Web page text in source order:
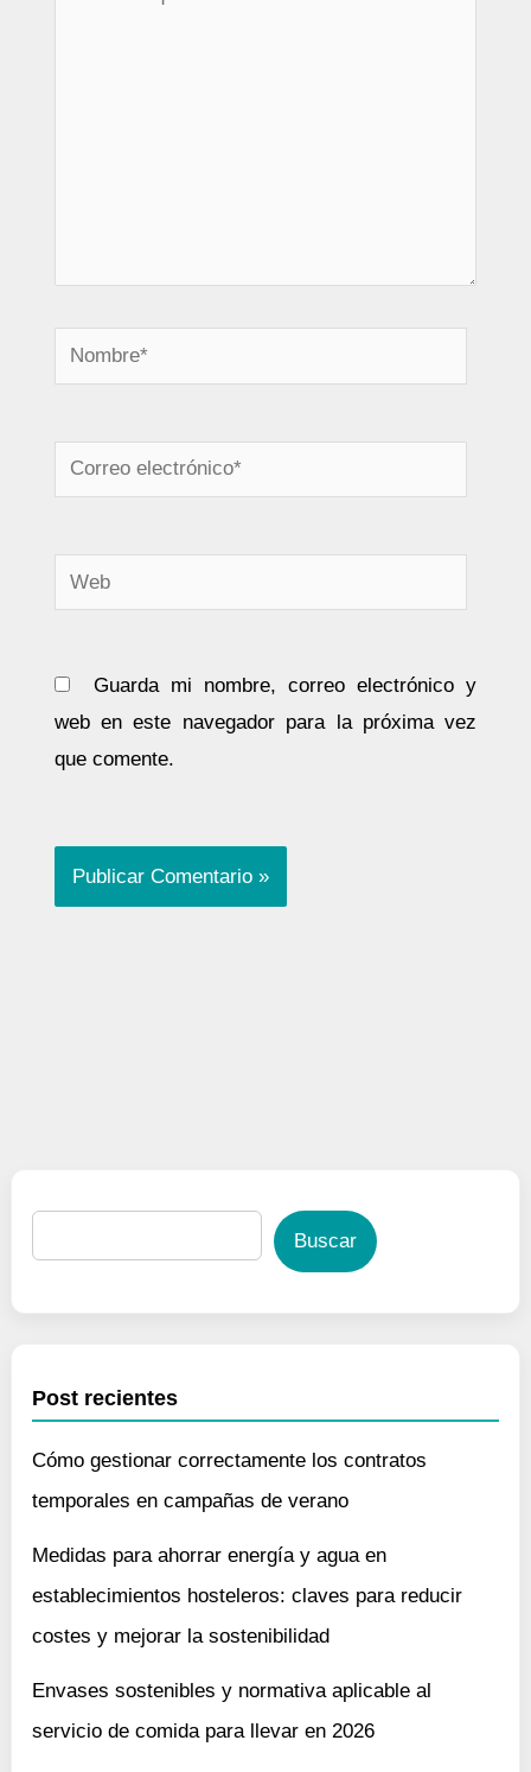
Nombre*
Correo
electrónico*
Web
Guarda mi nombre, correo electrónico y
web en este navegador para la próxima vez
que comente.
Buscar
Post recientes
Cómo gestionar correctamente los contratos
temporales en campañas de verano
Medidas para ahorrar energía y agua en
establecimientos hosteleros: claves para reducir
costes y mejorar la sostenibilidad
Envases sostenibles y normativa aplicable al
servicio de comida para llevar en 2026